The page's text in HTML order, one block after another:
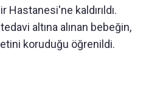
Hastanesi'ne kaldırıldı.
altına alınan bebeğin,
koruduğu öğrenildi.